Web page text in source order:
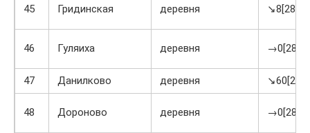
45 Гридинская деревня ↘8[28]
46 Гуляиха деревня →0[28]
47 Данилково деревня ↘60[28]
48 Дороново деревня →0[28]